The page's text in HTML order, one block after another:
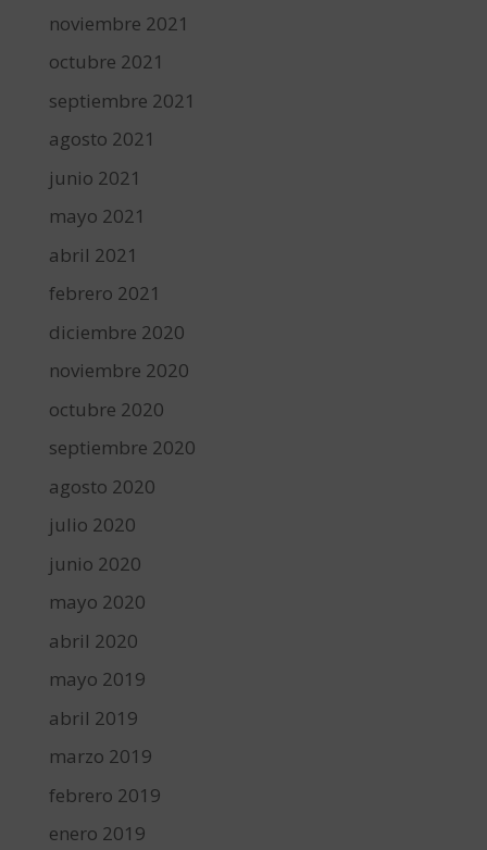
noviembre 2021
octubre 2021
septiembre 2021
agosto 2021
junio 2021
mayo 2021
abril 2021
febrero 2021
diciembre 2020
noviembre 2020
octubre 2020
septiembre 2020
agosto 2020
julio 2020
junio 2020
mayo 2020
abril 2020
mayo 2019
abril 2019
marzo 2019
febrero 2019
enero 2019